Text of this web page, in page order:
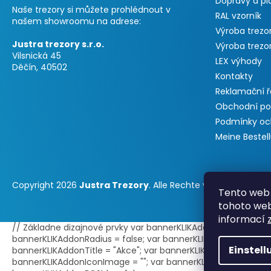
Tento
tohoto
informací
Naše trezory si můžete prohlédnout v
našem showroomu na adrese:
Justra trezory s.r.o.
Vilsnická 45
Děčín, 40502
RAL vzorník
Výroba
Výroba
LEX výhody
Kontakty
Reklamační
Obchodní
Podmínky
Meine
Copyright 2026 Justra Trezory. Alle Rechte vorbehalten.
// Základne dizajnové prvky var bannerKLIKAddonPosition =
bannerKLIKAddonRadius = false; var
bannerKLIKAddonTitle = "Akce"; var bannerKLIKAddonText
bannerKLIKAddonIconImage = ""; var